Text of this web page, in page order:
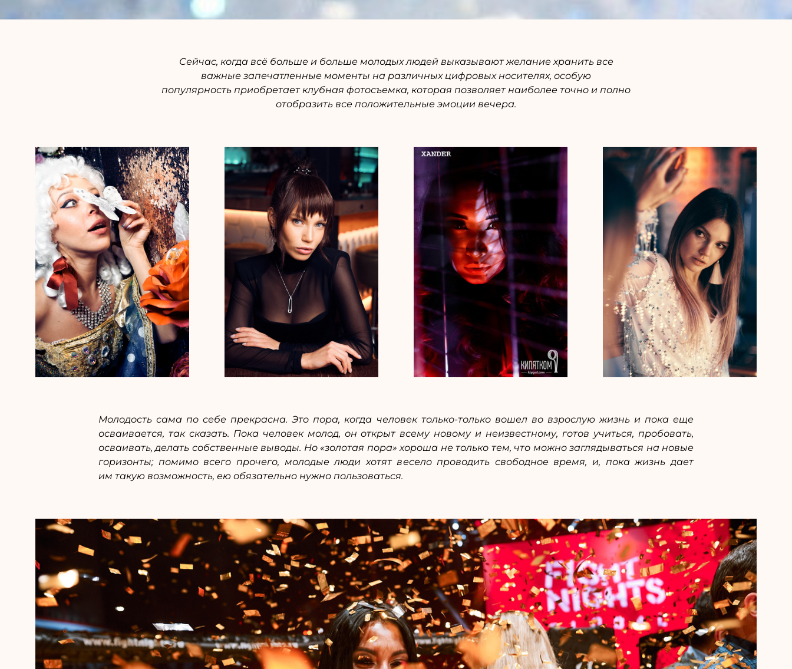
Сейчас, когда всё больше и больше молодых людей выказывают желание хранить все
важные запечатленные моменты на различных цифровых носителях, особую
популярность приобретает клубная фотосъемка, которая позволяет наиболее точно и полно
отобразить все положительные эмоции вечера.
Молодость сама по себе прекрасна. Это пора, когда человек только-только вошел во взрослую жизнь и пока еще
осваивается, так сказать. Пока человек молод, он открыт всему новому и неизвестному, готов учиться, пробовать,
осваивать, делать собственные выводы. Но «золотая пора» хороша не только тем, что можно заглядываться на новые
горизонты; помимо всего прочего, молодые люди хотят весело проводить свободное время, и, пока жизнь дает
им такую возможность, ею обязательно нужно пользоваться.